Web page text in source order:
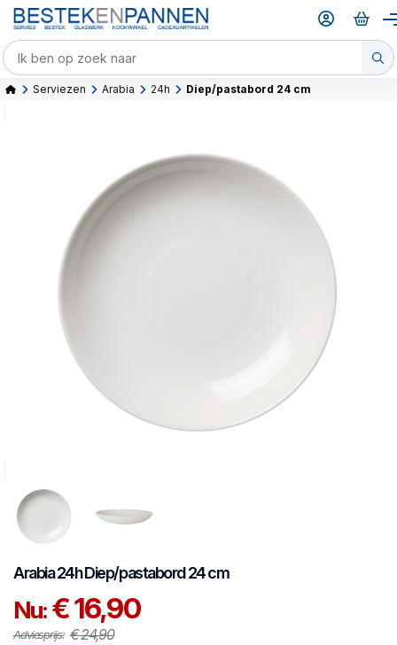
Serviezen Arabia 24h Diep/pastabord 24 cm
Arabia24hDiep/pastabord 24 cm
Nu:€ 16,90
Adviesprijs: € 24,90